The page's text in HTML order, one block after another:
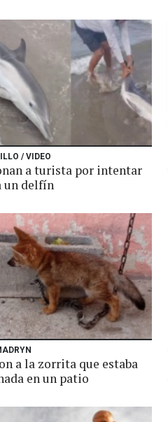
/ VIDEO
a turista por intentar
un delfín
a la zorrita que estaba
en un patio